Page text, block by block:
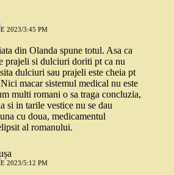
2023/3:45 PM
din Olanda spune totul. Asa ca
prajeli si dulciuri doriti pt ca nu
dulciuri sau prajeli este cheia pt
macar sistemul medical nu este
multi romani o sa traga concluzia,
si in tarile vestice nu se dau
cu doua, medicamentul
al romanului.
2023/5:12 PM